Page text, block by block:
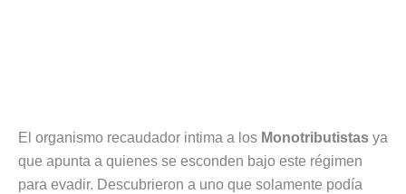
El organismo recaudador intima a los Monotributistas ya
que apunta a quienes se esconden bajo este régimen
para evadir. Descubrieron a uno que solamente podía